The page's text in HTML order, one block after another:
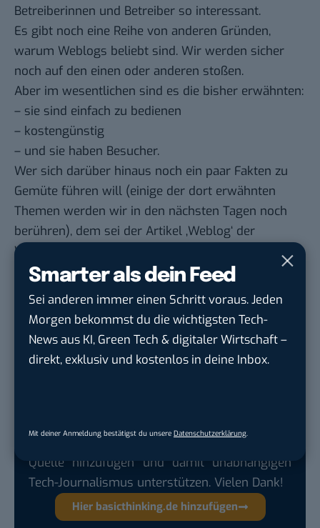
Smarter als dein Feed
Sei anderen immer einen Schritt voraus. Jeden
Morgen bekommst du die wichtigsten Tech-
News aus KI, Green Tech & digitaler Wirtschaft –
direkt, exklusiv und kostenlos in deine Inbox.
Mit deiner Anmeldung bestätigst du unsere Datenschutzerklärung
Betreiberinnen und Betreiber so interessant.
Es gibt noch eine Reihe von anderen Gründen,
warum Weblogs beliebt sind. Wir werden sicher
noch auf den einen oder anderen stoßen.
Aber im wesentlichen sind es die bisher erwähnten:
– sie sind einfach zu bedienen
– kostengünstig
– und sie haben Besucher.
Wer sich darüber hinaus noch ein paar Fakten zu
Gemüte führen will (einige der dort erwähnten
Themen werden wir in den nächsten Tagen noch
berühren), dem sei der Artikel ‚Weblog‘ der
Wikipedia empfohlen:
http://de.wikipedia.org/wiki/Weblog.
Fragen hierzu gerne hier im Weblog, oder in der
Mailingliste.
BASIC thinking kostenlos als bevorzugte
Quelle hinzufügen und damit unabhängigen
Tech-Journalismus unterstützen. Vielen Dank!
Hier basicthinking.de hinzufügen